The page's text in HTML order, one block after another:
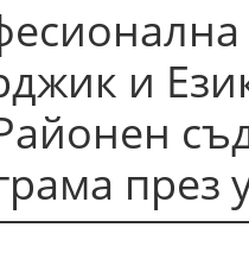
и
през